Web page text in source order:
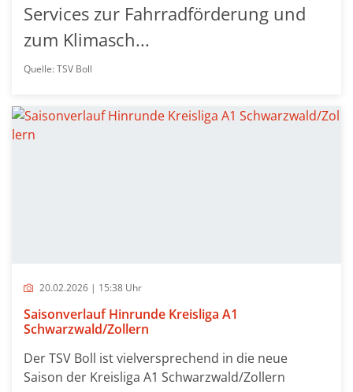
Services zur Fahrradförderung und
zum Klimasch...
Quelle: TSV Boll
20.02.2026 | 15:38 Uhr
Saisonverlauf Hinrunde Kreisliga A1
Schwarzwald/Zollern
Der TSV Boll ist vielversprechend in die neue
Saison der Kreisliga A1 Schwarzwald/Zollern